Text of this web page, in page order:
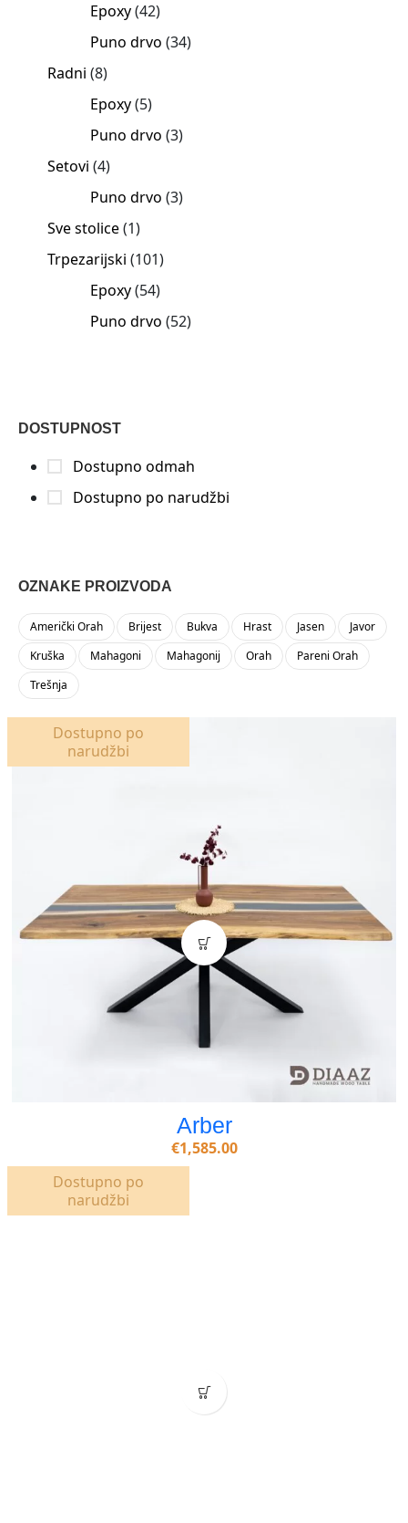
Epoxy 42
Puno drvo 34
Radni 8
Epoxy 5
Puno drvo 3
Setovi 4
Puno drvo 3
Sve stolice 1
Trpezarijski 101
Epoxy 54
Puno drvo 52
DOSTUPNOST
Dostupno odmah
Dostupno po narudžbi
OZNAKE PROIZVODA
Američki Orah Brijest Bukva Hrast Jasen
Javor
Kruška
Mahagoni Mahagonij Orah
Pareni Orah
Trešnja
Arber
€1,585.00
Dostupno po
narudžbi
Dostupno po
narudžbi